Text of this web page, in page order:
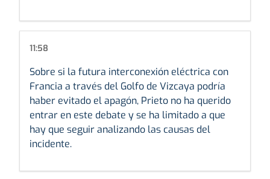
11:58
Sobre si la futura interconexión eléctrica con
Francia a través del Golfo de Vizcaya podría
haber evitado el apagón, Prieto no ha querido
entrar en este debate y se ha limitado a que
hay que seguir analizando las causas del
incidente.